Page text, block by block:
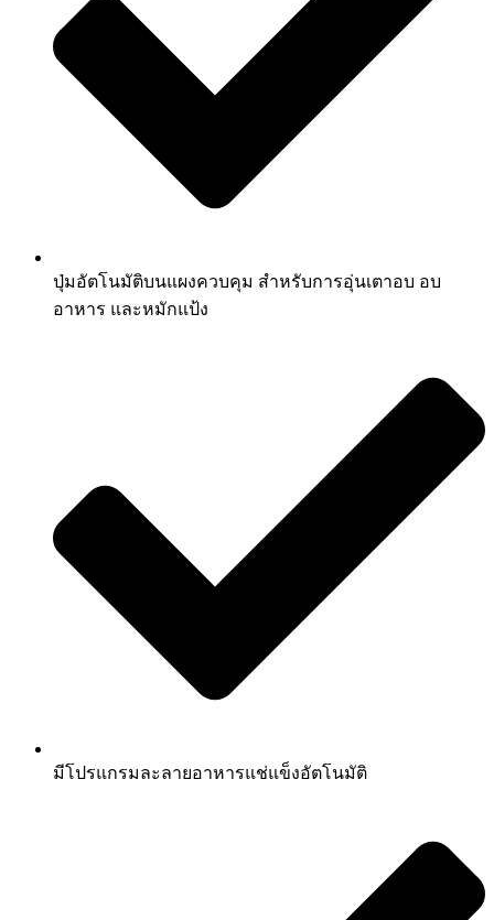
ปุ่มอัตโนมัติบนแผงควบคุม สำหรับการอุ่นเตาอบ อบ
อาหาร และหมักแป้ง
มีโปรแกรมละลายอาหารแช่แข็งอัตโนมัติ